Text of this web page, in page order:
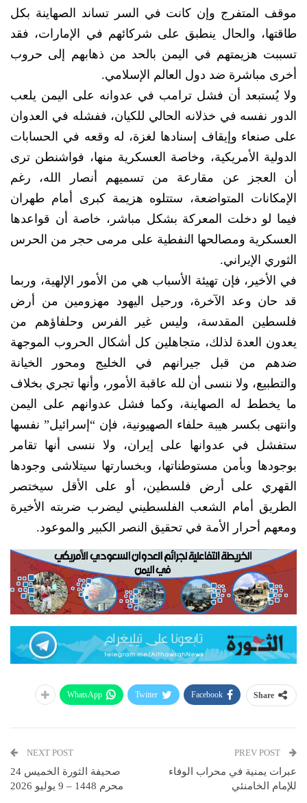
موقف المتفرج وإن كانت في السر تساند الصهاينة بكل
طاقتها، والحال ينطبق على شركائهم في الإمارات، فقد
تسببت هزيمتهم في اليمن بالحد من ذهابهم إلى حروب
أخرى مباشرة ضد دول العالم الإسلامي.
ولا يُستبعد أن فشل ترامب في عدوانه على اليمن يلعب
الدور نفسه في خذلانه الحالي للكيان، ففشله في العدوان
على صنعاء وإيقاف إسنادها لغزة، له وقعه في الحسابات
الدولية الأمريكية، وخاصة العسكرية منها، فواشنطن ترى
أن العجز عن مقارعة من تسميهم أنصار الله، رغم
الإمكانات المتواضعة، ستتلوه هزيمة كبرى أمام طهران
فيما لو دخلت المعركة بشكل مباشر، خاصة أن قواعدها
العسكرية ومصالحها النفطية على مرمى حجر من الحرس
الثوري الإيراني.
في الأخير، فإن تهيئة الأسباب هي من الأمور الإلهية، وربما
قد حان وعد الآخرة، ورحيل اليهود مهزومين من أرض
فلسطين المقدسة، وليس غير الفرس وحلفاؤهم من
يعدون العدة لذلك، متجاهلين كل أشكال الحروب الموجهة
ضدهم من قبل جيرانهم في الخليج ومحور الخيانة
والتطبيع، ولا ننسى أن لله عاقبة الأمور، وأنها تجري بخلاف
ما يخطط له الصهاينة، وكما فشل عدوانهم على اليمن
وانتهى بكسر هيبة حلفاء الصهيونية، فإن “إسرائيل” نفسها
ستفشل في عدوانها على إيران، ولا ننسى أنها تقامر
بوجودها وبأمن مستوطناتها، وبخسارتها سيتلاشى وجودها
القهري على أرض فلسطين، أو على الأقل سيختصر
الطريق أمام الشعب الفلسطيني ليضرب ضربته الأخيرة
ومعهم أحرار الأمة في تحقيق النصر الكبير والموعود.
Share
Facebook
Twitter
WhatsApp
عبرات يمنية في محراب الوفاء
للإمام الخامنئي
NEXT POST
صحيفة الثورة الخميس 24
محرم 1448 – 9 يوليو 2026